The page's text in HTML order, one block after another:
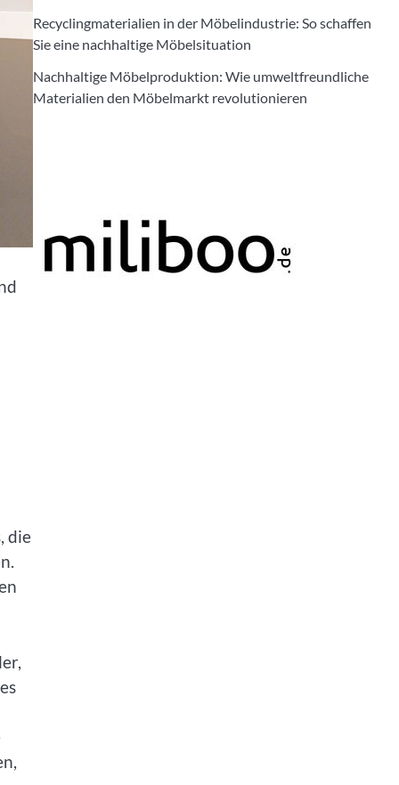
die
Recyclingmaterialien in der Möbelindustrie: So schaffen
Sie eine nachhaltige Möbelsituation
Nachhaltige Möbelproduktion: Wie umweltfreundliche
Materialien den Möbelmarkt revolutionieren